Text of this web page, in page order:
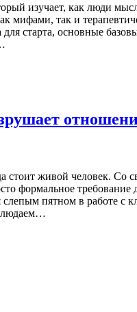
изучает, как люди
мифами, так и
старта, основные
стоит живой человек.
формальное требование
пятном в работе